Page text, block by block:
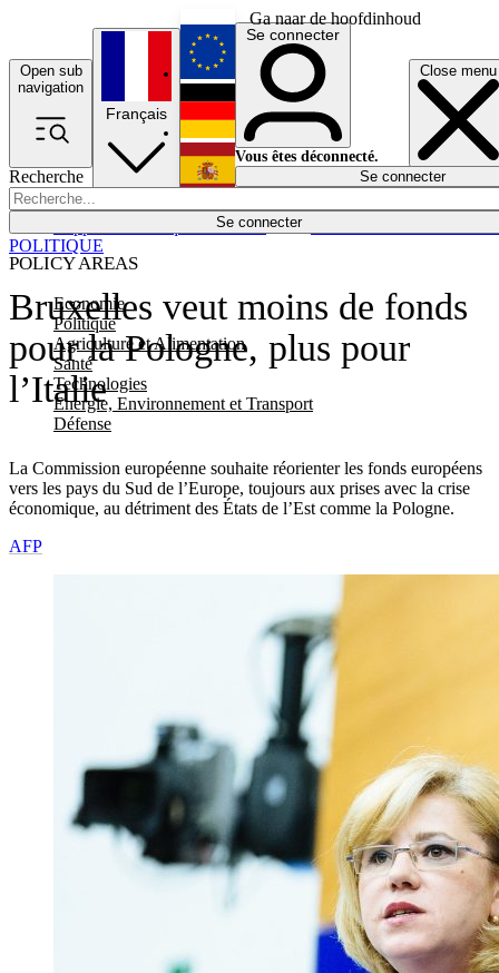
Ga naar de hoofdinhoud
Open sub
navigation
Close menu
Recherche
Se connecter
POLICY AREAS
Economie
Politique
Agriculture et Alimentation
Santé
Technologies
Energie, Environnement et Transport
Défense
Économie
Français
English
Deutsch
Español
Se connecter
Vous êtes déconnecté.
Se connecter
Bruxelles veut moins de fonds
pour la Pologne, plus pour
l’Italie
La Commission européenne souhaite réorienter les fonds européens
vers les pays du Sud de l’Europe, toujours aux prises avec la crise
économique, au détriment des États de l’Est comme la Pologne.
POLITIQUE
AFP